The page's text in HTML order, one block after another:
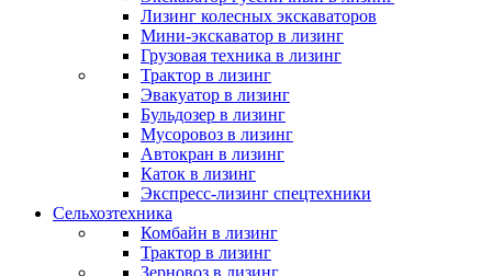
Лизинг колесных экскаваторов
Мини-экскаватор в лизинг
Грузовая техника в лизинг
Трактор в лизинг
Эвакуатор в лизинг
Бульдозер в лизинг
Мусоровоз в лизинг
Автокран в лизинг
Каток в лизинг
Экспресс-лизинг спецтехники
Сельхозтехника
Комбайн в лизинг
Трактор в лизинг
Зерновоз в лизинг